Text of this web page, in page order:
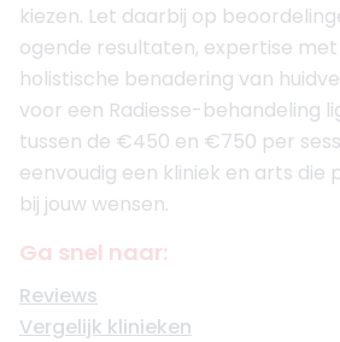
kiezen. Let daarbij op
ogende resultaten, expertise met
holistische benadering van
voor een Radiesse-behandeling
tussen de €450 en €750 per
eenvoudig een kliniek en arts die
bij jouw wensen.
Ga snel naar:
Reviews
Vergelijk klinieken